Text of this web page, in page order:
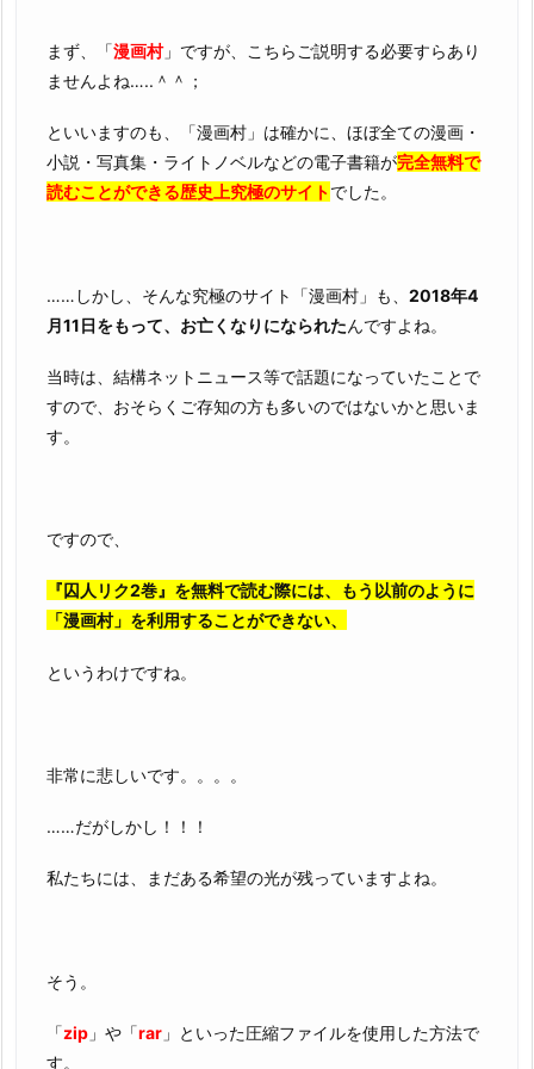
まず、「漫画村」ですが、こちらご説明する必要すらあり
ませんよね…..＾＾；
といいますのも、「漫画村」は確かに、ほぼ全ての漫画・
小説・写真集・ライトノベルなどの電子書籍が完全無料で
読むことができる歴史上究極のサイトでした。
……しかし、そんな究極のサイト「漫画村」も、 2018年4
月11日をもって、お亡くなりになられたんですよね。
当時は、結構ネットニュース等で話題になっていたことで
すので、おそらくご存知の方も多いのではないかと思いま
す。
ですので、
『囚人リク2巻』を無料で読む際には、もう以前のように
「漫画村」を利用することができない、
というわけですね。
非常に悲しいです。。。。
……だがしかし！！！
私たちには、まだある希望の光が残っていますよね。
そう。
「zip 」や「rar 」といった圧縮ファイルを使用した方法で
す。